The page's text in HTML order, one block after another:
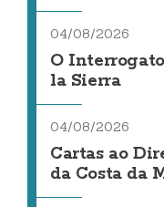
04/08/2026
O
la Sierra
04/08/2026
Cartas ao
da Costa da